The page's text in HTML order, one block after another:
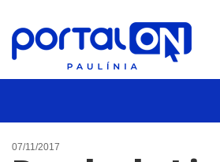
CIDADES
07/11/2017